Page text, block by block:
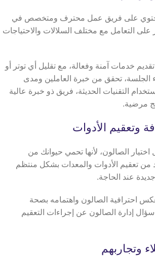
يحتوي على فريق عمل محترف ومتخصص في
على التعامل مع مختلف السلالات والاحتياجات
خدمات آمنة وفعالة، مع تقليل أي توتر أو
الجلسة، تحقق من خبرة العاملين ومدى
التقنيات الحديثة، فريق ذو خبرة عالية
مرضية.
الصالون، لأنها تحمي حيوانك من
من تعقيم الأدوات والمعدات بشكل منتظم
عند الحاجة.
احترافية الصالون واهتمامه بصحة
سؤال إدارة الصالون عن إجراءات التعقيم